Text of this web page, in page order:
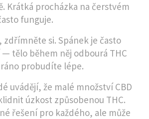
Krátká procházka na čerstvém
funguje.
zdřímněte si. Spánek je často
tělo během něj odbourá THC
probudíte lépe.
uvádějí, že malé množství CBD
úzkost způsobenou THC.
řešení pro každého, ale může